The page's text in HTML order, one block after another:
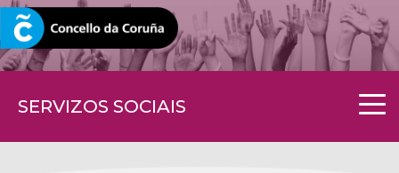
SERVIZOS SOCIAIS
CORUNA.GAL